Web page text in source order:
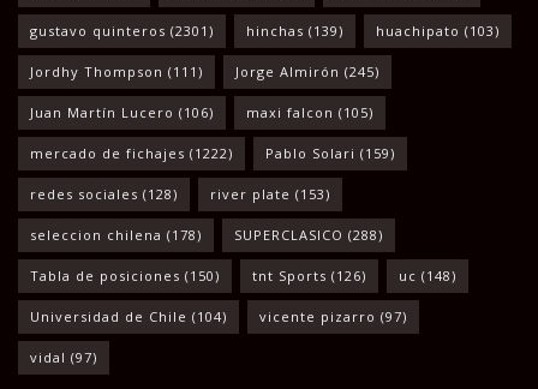
gustavo quinteros (2301) hinchas (139) huachipato (103)
Jordhy Thompson (111) Jorge Almirón (245)
Juan Martín Lucero (106) maxi falcon (105)
mercado de fichajes (1222) Pablo Solari (159)
redes sociales (128) river plate (153)
seleccion chilena (178) SUPERCLASICO (288)
Tabla de posiciones (150) tnt Sports (126) uc (148)
Universidad de Chile (104) vicente pizarro (97)
vidal (97)